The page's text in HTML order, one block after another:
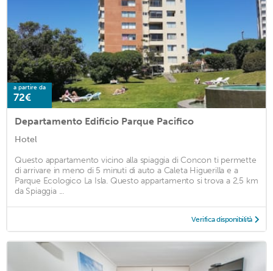
a partire da
72€
Departamento Edificio Parque Pacifico
Hotel
Questo appartamento vicino alla spiaggia di Concon ti permette
di arrivare in meno di 5 minuti di auto a Caleta Higuerilla e a
Parque Ecologico La Isla. Questo appartamento si trova a 2,5 km
da Spiaggia ...
Verifica disponibilità